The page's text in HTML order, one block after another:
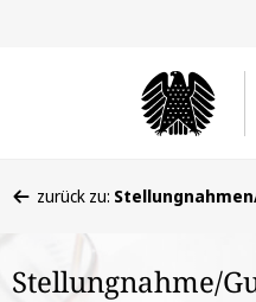
befinden
hier:
zurück zu:
Stellungnahme/